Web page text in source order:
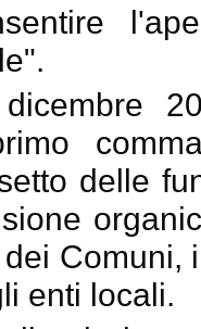
delle
Comuni,
enti locali.